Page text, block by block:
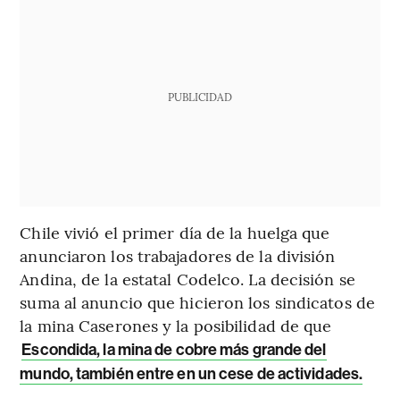
PUBLICIDAD
Chile vivió el primer día de la huelga que
anunciaron los trabajadores de la división
Andina, de la estatal Codelco. La decisión se
suma al anuncio que hicieron los sindicatos de
la mina Caserones y la posibilidad de que
Escondida, la mina de cobre más grande del
mundo, también entre en un cese de actividades.